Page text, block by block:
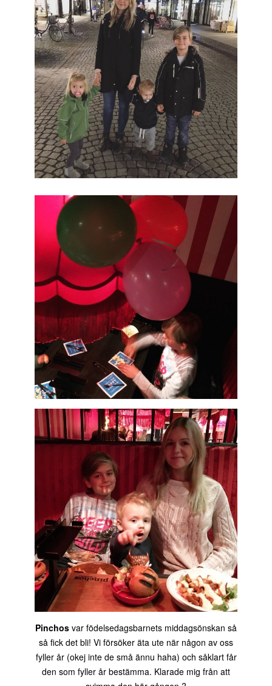
Pinchos var födelsedagsbarnets middagsönskan så
så fick det bli! Vi försöker äta ute när någon av oss
fyller år (okej inte de små ännu haha) och såklart får
den som fyller år bestämma. Klarade mig från att